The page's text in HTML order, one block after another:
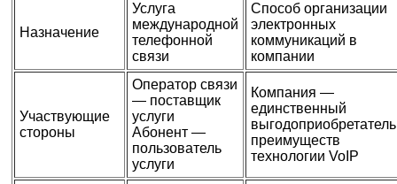
Назначение
Услуга
международной
телефонной
связи
Способ организации
электронных
коммуникаций в
компании
Участвующие
стороны
Оператор связи
— поставщик
услуги
Абонент —
пользователь
услуги
Компания —
единственный
выгодоприобретатель
преимуществ
технологии VoIP